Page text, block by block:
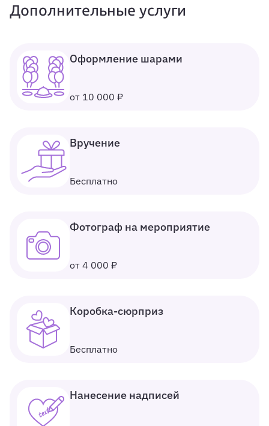
Дополнительные услуги
Оформление шарами
от 10 000 ₽
Вручение
Бесплатно
Фотограф на мероприятие
от 4 000 ₽
Коробка-сюрприз
Бесплатно
Нанесение надписей